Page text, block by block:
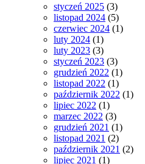
styczeń 2025 (3)
listopad 2024 (5)
czerwiec 2024 (1)
luty 2024 (1)
luty 2023 (3)
styczeń 2023 (3)
grudzień 2022 (1)
listopad 2022 (1)
październik 2022 (1)
lipiec 2022 (1)
marzec 2022 (3)
grudzień 2021 (1)
listopad 2021 (2)
październik 2021 (2)
lipiec 2021 (1)